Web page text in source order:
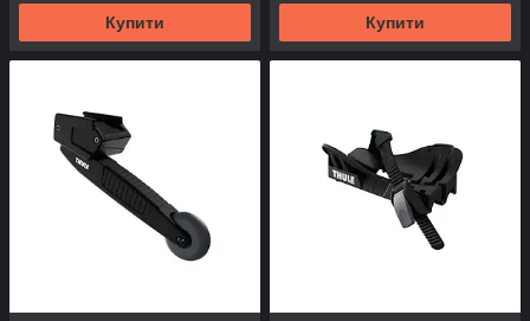
Купити Купити